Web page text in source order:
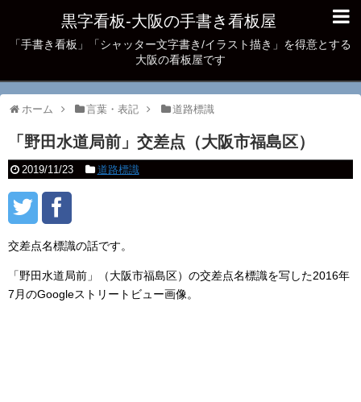
黒字看板‐大阪の手書き看板屋
「手書き看板」「シャッター文字書き/イラスト描き」を得意とする
大阪の看板屋です
ホーム 言葉・表記 道路標識
「野田水道局前」交差点（大阪市福島区）
2019/11/23 道路標識
交差点名標識の話です。
「野田水道局前」（大阪市福島区）の交差点名標識を写した2016年
7月のGoogleストリートビュー画像。